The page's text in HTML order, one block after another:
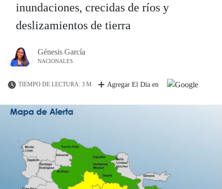
inundaciones, crecidas de ríos y
deslizamientos de tierra
Génesis García
NACIONALES
TIEMPO DE LECTURA: 3 M Agregar El Día en